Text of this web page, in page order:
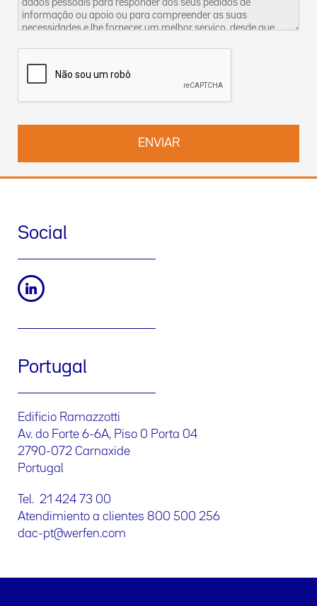
dados pessoais para responder aos seus pedidos de
informação ou apoio ou para compreender as suas
necessidades e lhe fornecer um melhor serviço, desde que
dados e sobre como exercer os seus direitos na nossa
de Privacidade. Pode também contactar-nos pelo
Social
Portugal
Edificio Ramazzotti
Av. do Forte 6-6A, Piso 0 Porta 04
2790-072 Carnaxide
Portugal
Tel. 21 424 73 00
Atendimiento a clientes 800 500 256
dac-pt@werfen.com